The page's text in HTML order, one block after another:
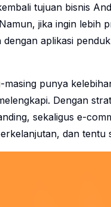
tujuan bisnis
jika ingin lebih
aplikasi
punya
Dengan
sekaligus e-
dan tentu